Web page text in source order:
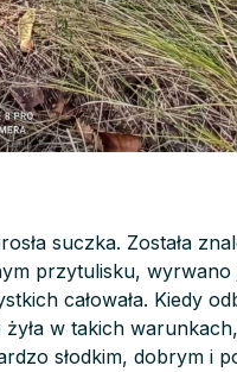
suczka. Została
przytulisku, wyrwano
całowała. Kiedy
w takich
słodkim, dobrym i